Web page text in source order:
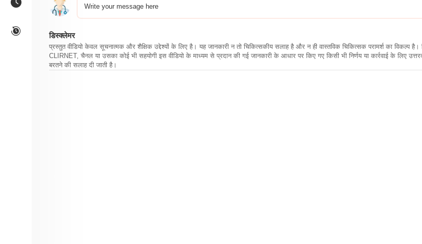
Write your message here
डिस्क्लेमर
प्रस्तुत वीडियो केवल सूचनात्मक और शैक्षिक उद्देश्यों के लिए है। यह जानकारी न तो चिकित्सकीय सलाह है और न ही वास्तविक चिकित्सक परामर्श का विकल्प
CLIRNET, चैनल या उसका कोई भी सहयोगी इस वीडियो के माध्यम से प्रदान की गई जानकारी के आधार पर किए गए किसी भी निर्णय या कार्रवाई के लिए
बरतने की सलाह दी जाती है।